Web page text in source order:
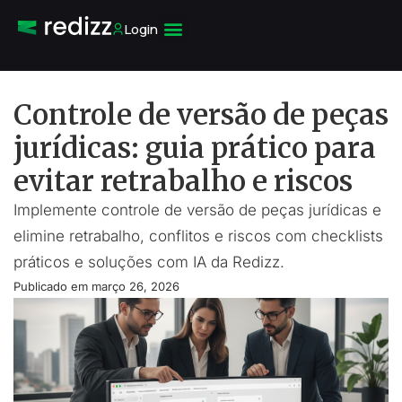
Login
Controle de versão de peças
jurídicas: guia prático para
evitar retrabalho e riscos
Implemente controle de versão de peças jurídicas e
elimine retrabalho, conflitos e riscos com checklists
práticos e soluções com IA da Redizz.
Publicado em março 26, 2026